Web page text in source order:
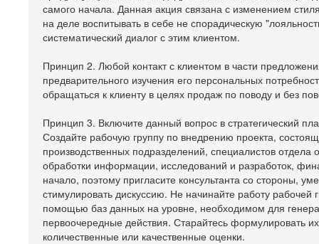
самого начала. Данная акция связана с изменением
на деле воспитывать в себе не спорадическую
систематический диалог с этим клиентом.
Принцип 2. Любой контакт с клиентом в части
предварительного изучения его персональных
обращаться к клиенту в целях продаж по поводу и без
Принцип 3. Включите данный вопрос в стратегический
Создайте рабочую группу по внедрению проекта,
производственных подразделений, специалистов
обработки информации, исследований и разработок,
начало, поэтому пригласите консультанта со стороны,
стимулировать дискуссию. Не начинайте работу
помощью баз данных на уровне, необходимом для
первоочередные действия. Старайтесь формулировать
количественные или качественные оценки.